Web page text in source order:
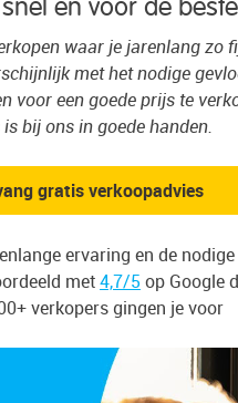
en voor de
waar je jarenlang zo
met het nodige
voor een goede prijs te
bij ons in goede handen.
gratis verkoopadvies
ervaring en de
met4,7/5op Google
verkopers gingen je voor